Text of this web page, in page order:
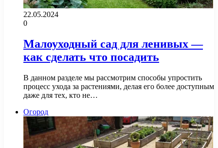
22.05.2024
0
Малоуходный сад для ленивых —
как сделать что посадить
В данном разделе мы рассмотрим способы упростить
процесс ухода за растениями, делая его более доступным
даже для тех, кто не…
Огород